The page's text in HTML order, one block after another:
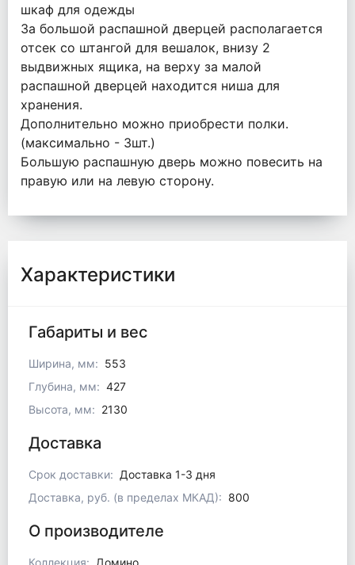
шкаф для одежды
За большой распашной дверцей располагается
отсек со штангой для вешалок, внизу 2
выдвижных ящика, на верху за малой
распашной дверцей находится ниша для
хранения.
Дополнительно можно приобрести полки.
(максимально - 3шт.)
Большую распашную дверь можно повесить на
правую или на левую сторону.
Характеристики
Габариты и вес
Ширина, мм: 553
Глубина, мм: 427
Высота, мм: 2130
Доставка
Срок доставки: Доставка 1-3 дня
Доставка, руб. (в пределах МКАД): 800
О производителе